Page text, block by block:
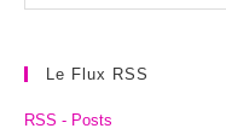
archives
Le Flux RSS
RSS - Posts